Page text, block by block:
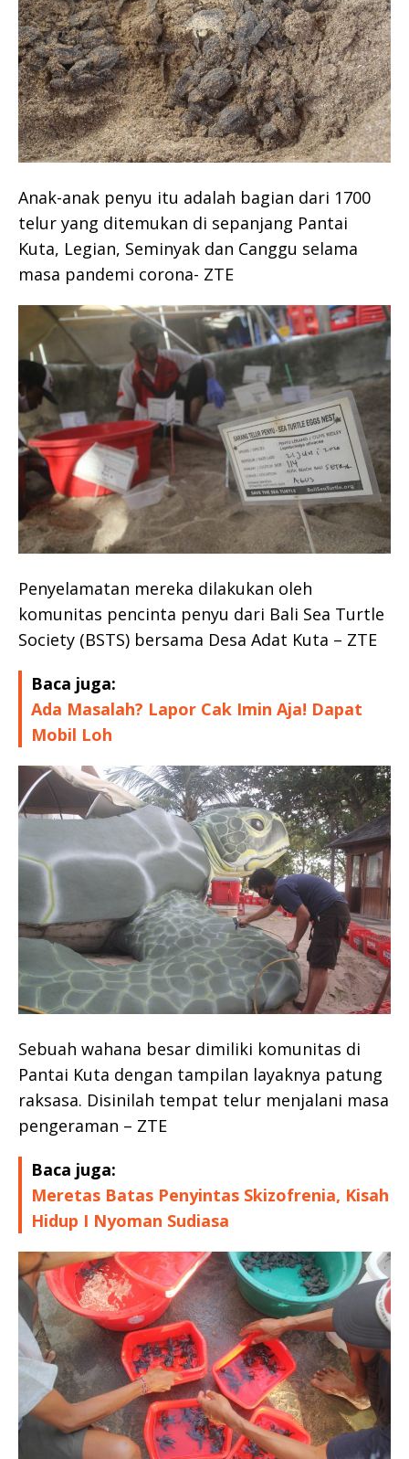
Anak-anak penyu itu adalah bagian dari 1700
telur yang ditemukan di sepanjang Pantai
Kuta, Legian, Seminyak dan Canggu selama
masa pandemi corona- ZTE
Penyelamatan mereka dilakukan oleh
komunitas pencinta penyu dari Bali Sea Turtle
Society (BSTS) bersama Desa Adat Kuta – ZTE
Baca juga:
Ada Masalah? Lapor Cak Imin Aja! Dapat
Mobil Loh
Sebuah wahana besar dimiliki komunitas di
Pantai Kuta dengan tampilan layaknya patung
raksasa. Disinilah tempat telur menjalani masa
pengeraman – ZTE
Baca juga:
Meretas Batas Penyintas Skizofrenia, Kisah
Hidup I Nyoman Sudiasa